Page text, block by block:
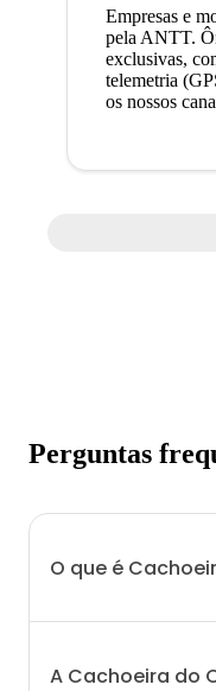
Empresas e
pela ANTT.
exclusivas,
telemetria
os nossos
Perguntas
O que é
A Cachoeira do